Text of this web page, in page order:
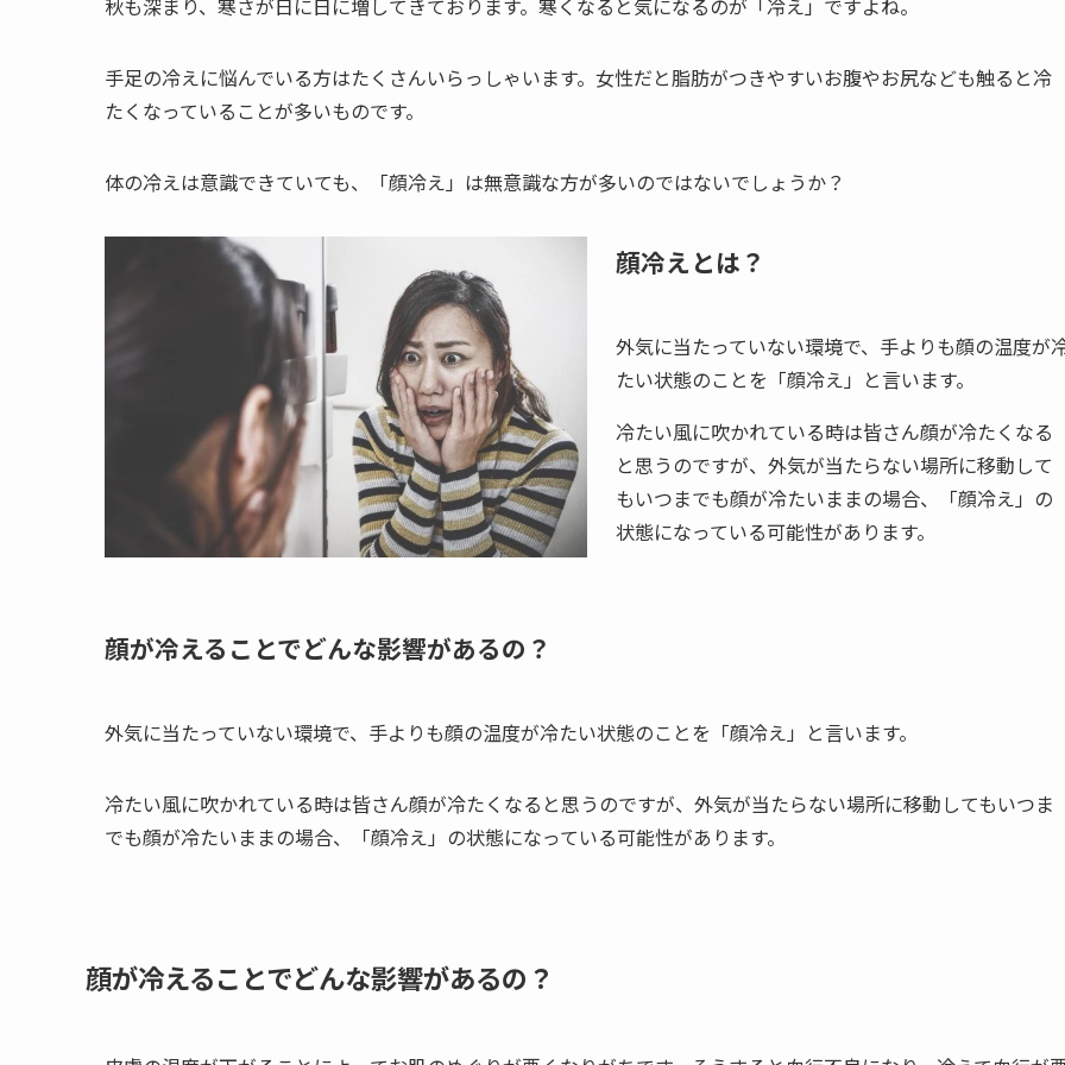
手足の冷えに悩んでいる方はたくさんいらっしゃいます。女性だと脂肪がつきやすいお腹やお尻なども触ると冷
たくなっていることが多いものです。
体の冷えは意識できていても、「顔冷え」は無意識な方が多いのではないでしょうか？
顔冷えとは？
外気に当たっていない環境で、手よりも顔の温度が
たい状態のことを「顔冷え」と言います。
冷たい風に吹かれている時は皆さん顔が冷たくなる
と思うのですが、外気が当たらない場所に移動して
もいつまでも顔が冷たいままの場合、「顔冷え」の
状態になっている可能性があります。
顔が冷えることでどんな影響があるの？
外気に当たっていない環境で、手よりも顔の温度が冷たい状態のことを「顔冷え」と言います。
冷たい風に吹かれている時は皆さん顔が冷たくなると思うのですが、外気が当たらない場所に移動してもいつま
でも顔が冷たいままの場合、「顔冷え」の状態になっている可能性があります。
顔が冷えることでどんな影響があるの？